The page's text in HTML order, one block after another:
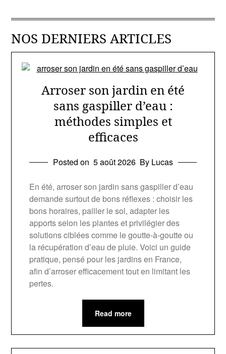
NOS DERNIERS ARTICLES
Arroser son jardin en été
sans gaspiller d’eau :
méthodes simples et
efficaces
Posted on 5 août 2026 By Lucas
En été, arroser son jardin sans gaspiller d’eau
demande surtout de bons réflexes : choisir les
bons horaires, pailler le sol, adapter les
apports selon les plantes et privilégier des
solutions ciblées comme le goutte-à-goutte ou
la récupération d’eau de pluie. Voici un guide
pratique, pensé pour les jardins en France,
afin d’arroser efficacement tout en limitant les
pertes.
Read more